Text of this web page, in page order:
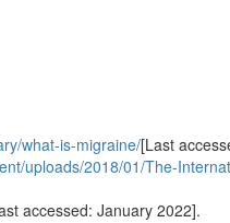
what-is-migraine/[Last
uploads/2018/01/The-
accessed: January 2022].